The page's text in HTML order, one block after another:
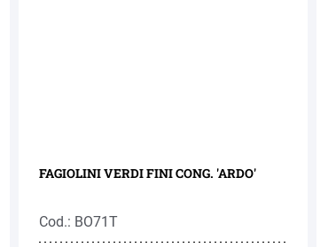
FAGIOLINI VERDI FINI CONG. 'ARDO'
Cod.: BO71T